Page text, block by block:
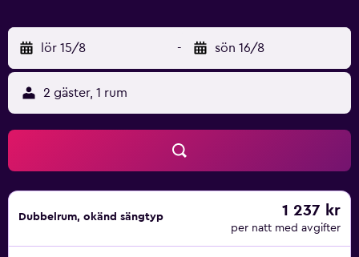
Fritidsaktiviteterna nedan finns antingen tillgängliga på
plats eller i närheten. Avgifter kan tillkomma.
lör 15/8 - sön 16/8
2 gäster, 1 rum
Dubbelrum, okänd sängtyp 1 237 kr
per natt med avgifter